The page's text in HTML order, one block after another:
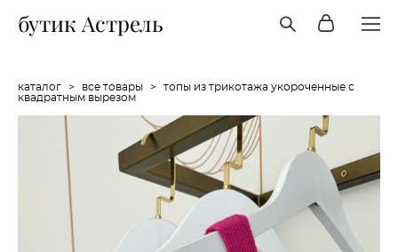
бутик Астрель
каталог > все товары >
топы из трикотажа укороченные с
квадратным вырезом